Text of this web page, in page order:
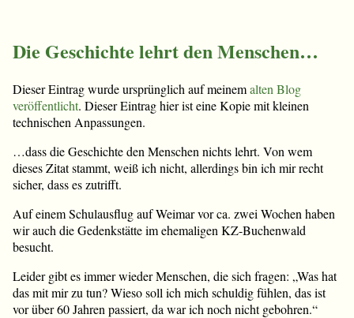
Die Geschichte lehrt den Menschen…
Dieser Eintrag wurde ursprünglich auf meinemalten Blog
veröffentlicht. Dieser Eintrag hier ist eine Kopie mit kleinen
technischen Anpassungen.
…dass die Geschichte den Menschen nichts lehrt. Von wem
dieses Zitat stammt, weiß ich nicht, allerdings bin ich mir recht
sicher, dass es zutrifft.
Auf einem Schulausflug auf Weimar vor ca. zwei Wochen haben
wir auch die Gedenkstätte im ehemaligen KZ-Buchenwald
besucht.
Leider gibt es immer wieder Menschen, die sich fragen: „Was hat
das mit mir zu tun? Wieso soll ich mich schuldig fühlen, das ist
vor über 60 Jahren passiert, da war ich noch nicht gebohren.“